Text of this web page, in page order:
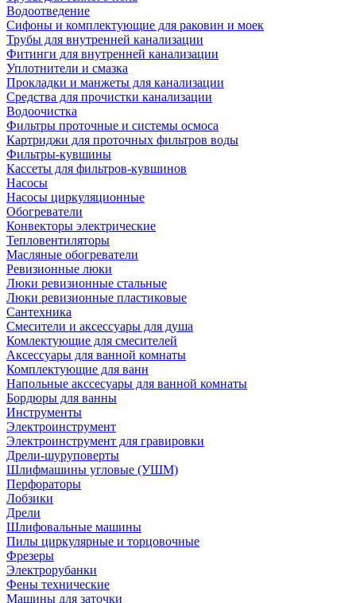
Водоотведение
Сифоны и комплектующие для раковин и моек
Трубы для внутренней канализации
Фитинги для внутренней канализации
Уплотнители и смазка
Прокладки и манжеты для канализации
Средства для прочистки канализации
Водоочистка
Фильтры проточные и системы осмоса
Картриджи для проточных фильтров воды
Фильтры-кувшины
Кассеты для фильтров-кувшинов
Насосы
Насосы циркуляционные
Обогреватели
Конвекторы электрические
Тепловентиляторы
Масляные обогреватели
Ревизионные люки
Люки ревизионные стальные
Люки ревизионные пластиковые
Сантехника
Смесители и аксессуары для душа
Комлектующие для смесителей
Аксессуары для ванной комнаты
Комплектующие для ванн
Напольные акссесуары для ванной комнаты
Бордюры для ванны
Инструменты
Электроинструмент
Электроинструмент для гравировки
Дрели-шуруповерты
Шлифмашины угловые (УШМ)
Перфораторы
Лобзики
Дрели
Шлифовальные машины
Пилы циркулярные и торцовочные
Фрезеры
Электрорубанки
Фены технические
Машины для заточки